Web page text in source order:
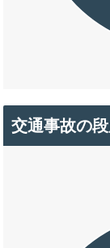
交通事故の